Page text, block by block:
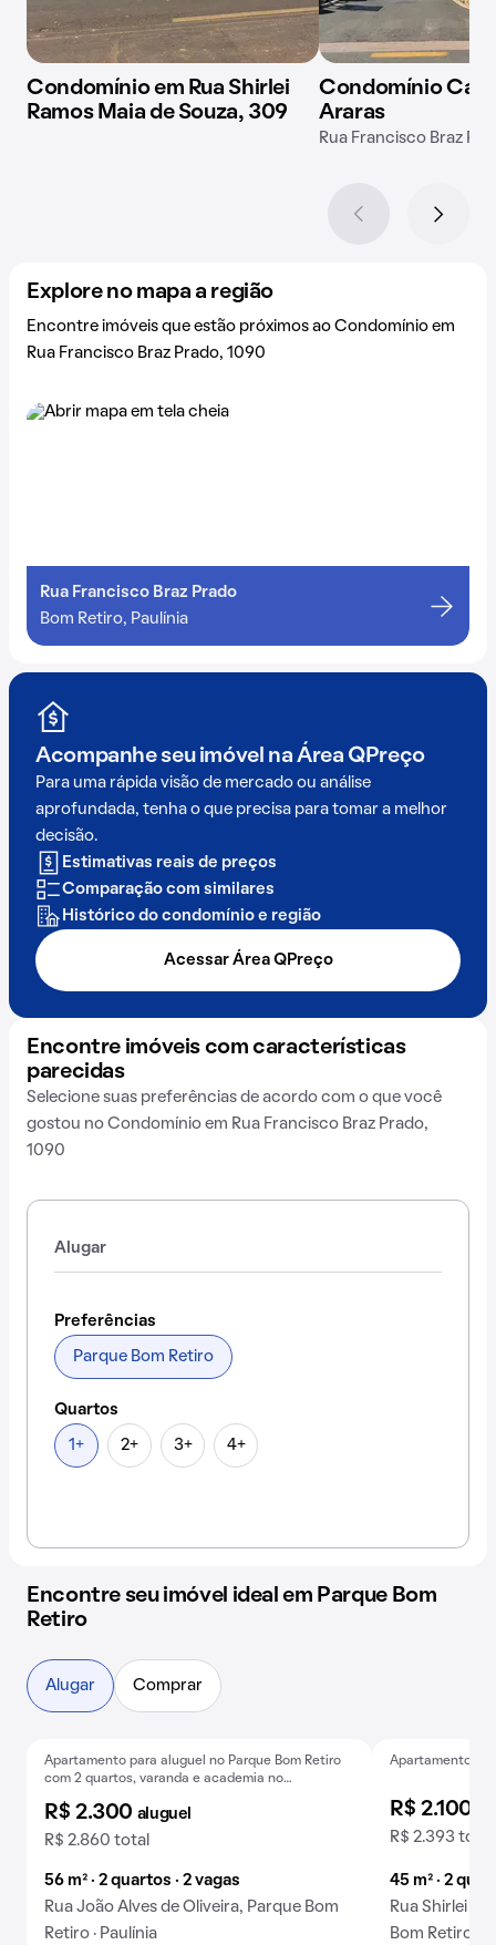
Condomínio em Rua Shirlei
Ramos Maia de Souza, 309
Condomínio
Araras
Rua Francisco Braz
Explore no mapa a região
Encontre imóveis que estão próximos ao Condomínio em
Rua Francisco Braz Prado, 1090
Rua Francisco Braz Prado
Bom Retiro, Paulínia
Acompanhe seu imóvel na Área QPreço
Para uma rápida visão de mercado ou análise
aprofundada, tenha o que precisa para tomar a melhor
decisão.
Estimativas reais de preços
Comparação com similares
Histórico do condomínio e região
Acessar Área QPreço
Encontre imóveis com características
parecidas
Selecione suas preferências de acordo com o que você
gostou no Condomínio em Rua Francisco Braz Prado,
1090
Alugar
Preferências
Parque Bom Retiro
Quartos
1+ 2+ 3+ 4+
Encontre seu imóvel ideal em Parque Bom
Retiro
Baixou o preço
Apartamento para aluguel no Parque Bom Retiro
com 2 quartos, varanda e academia no
R$ 2.300 aluguel
R$ 2.860 total
56 m² · 2 quartos · 2 vagas
Rua João Alves de Oliveira, Parque Bom
Retiro · Paulínia
Baixou o preço
Apartamento
R$ 2.100
R$ 2.393 total
45 m² · 2
Rua Shirlei
Bom Retiro ·
Alugar Comprar